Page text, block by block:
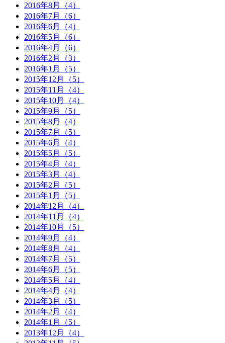
2016年8月（4）
2016年7月（6）
2016年6月（4）
2016年5月（6）
2016年4月（6）
2016年2月（3）
2016年1月（5）
2015年12月（5）
2015年11月（4）
2015年10月（4）
2015年9月（5）
2015年8月（4）
2015年7月（5）
2015年6月（4）
2015年5月（5）
2015年4月（4）
2015年3月（4）
2015年2月（5）
2015年1月（5）
2014年12月（4）
2014年11月（4）
2014年10月（5）
2014年9月（4）
2014年8月（4）
2014年7月（5）
2014年6月（5）
2014年5月（4）
2014年4月（4）
2014年3月（5）
2014年2月（4）
2014年1月（5）
2013年12月（4）